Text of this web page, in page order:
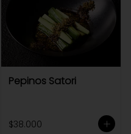
Pepinos Satori
$38.000